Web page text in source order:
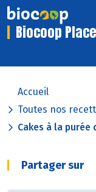
Biocoop
Accueil
Toutes nos
Cakes à la purée
Partager sur